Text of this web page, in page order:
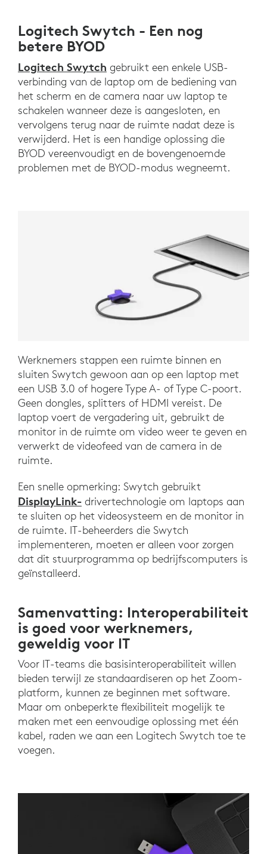
Logitech Swytch - Een nog
betere BYOD
Logitech Swytch gebruikt een enkele USB-
verbinding van de laptop om de bediening van
het scherm en de camera naar uw laptop te
schakelen wanneer deze is aangesloten, en
vervolgens terug naar de ruimte nadat deze is
verwijderd. Het is een handige oplossing die
BYOD vereenvoudigt en de bovengenoemde
problemen met de BYOD-modus wegneemt.
Werknemers stappen een ruimte binnen en
sluiten Swytch gewoon aan op een laptop met
een USB 3.0 of hogere Type A- of Type C-poort.
Geen dongles, splitters of HDMI vereist. De
laptop voert de vergadering uit, gebruikt de
monitor in de ruimte om video weer te geven en
verwerkt de videofeed van de camera in de
ruimte.
Een snelle opmerking: Swytch gebruikt
DisplayLink- drivertechnologie om laptops aan
te sluiten op het videosysteem en de monitor in
de ruimte. IT-beheerders die Swytch
implementeren, moeten er alleen voor zorgen
dat dit stuurprogramma op bedrijfscomputers is
geïnstalleerd.
Samenvatting: Interoperabiliteit
is goed voor werknemers,
geweldig voor IT
Voor IT-teams die basisinteroperabiliteit willen
bieden terwijl ze standaardiseren op het Zoom-
platform, kunnen ze beginnen met software.
Maar om onbeperkte flexibiliteit mogelijk te
maken met een eenvoudige oplossing met één
kabel, raden we aan een Logitech Swytch toe te
voegen.